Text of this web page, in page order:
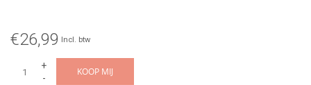
€26,99 Incl. btw
+
-
KOOP MIJ